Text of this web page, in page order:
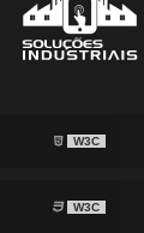
W3C
W3C